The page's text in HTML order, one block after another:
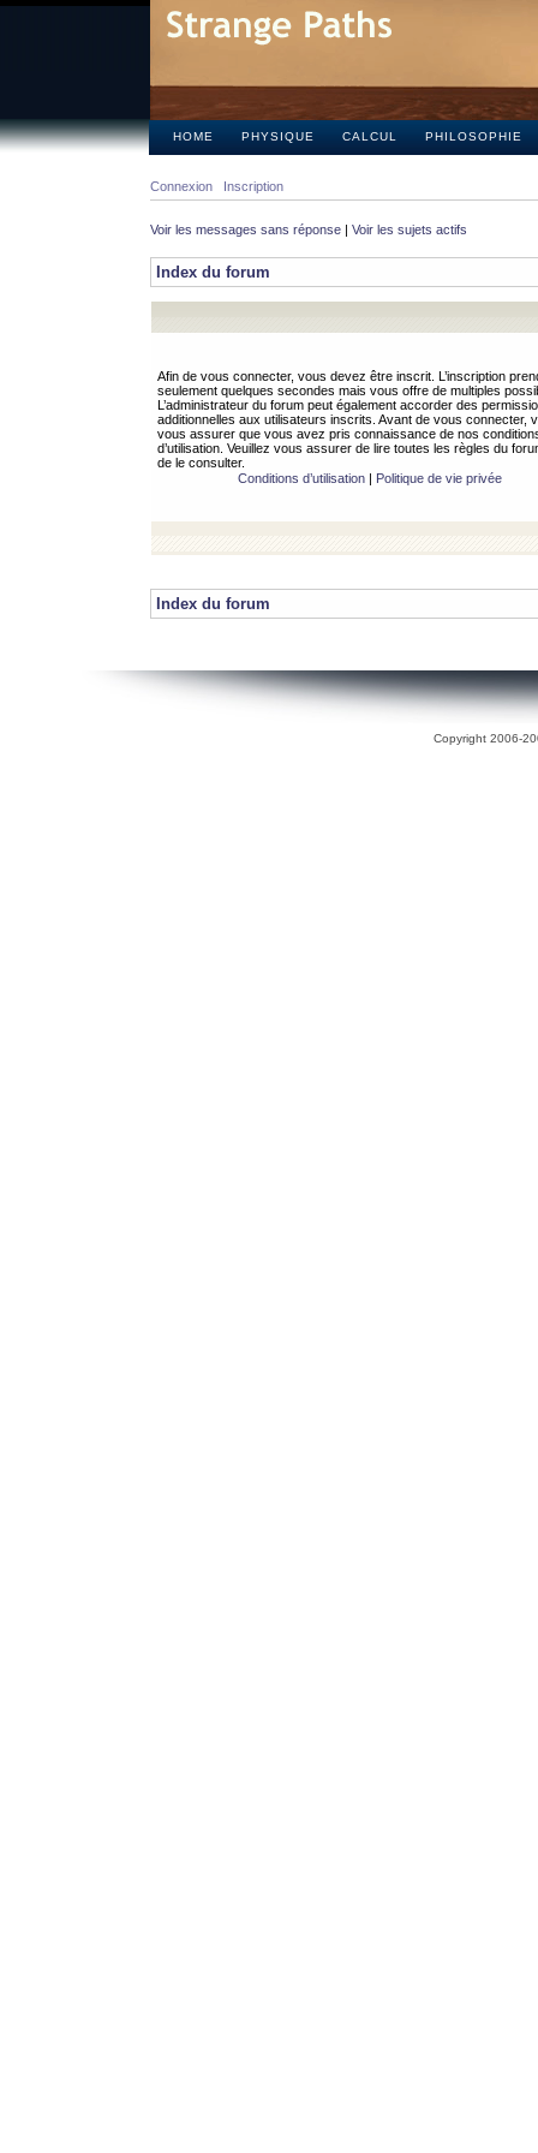
HOME PHYSIQUE CALCUL PHILOSOPHIE
Connexion Inscription
Voir les messages sans réponse | Voir les sujets actifs
Index du forum
Afin de vous connecter, vous devez être inscrit. L’inscription
seulement quelques secondes mais vous offre de multiples
L’administrateur du forum peut également accorder des
additionnelles aux utilisateurs inscrits. Avant de vous connecter,
vous assurer que vous avez pris connaissance de nos
d’utilisation. Veuillez vous assurer de lire toutes les règles du
de le consulter.
Conditions d’utilisation| Politique de vie privée
Index du forum
Copyright 2006-